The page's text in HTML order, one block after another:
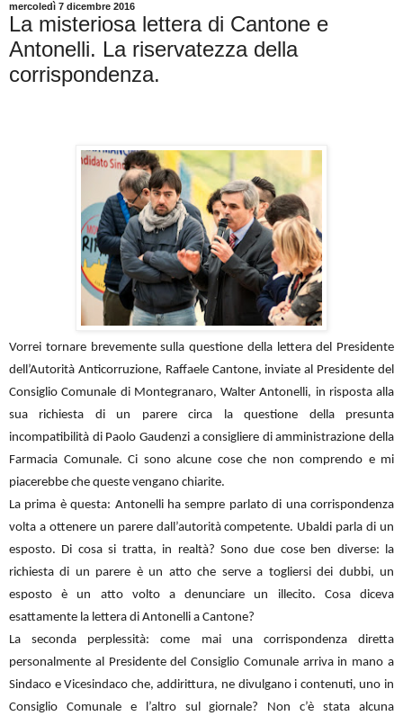
mercoledì 7 dicembre 2016
La misteriosa lettera di Cantone e
Antonelli. La riservatezza della
corrispondenza.
Vorrei tornare brevemente sulla questione della lettera del Presidente
dell’Autorità Anticorruzione, Raffaele Cantone, inviate al Presidente del
Consiglio Comunale di Montegranaro, Walter Antonelli, in risposta alla
sua richiesta di un parere circa la questione della presunta
incompatibilità di Paolo Gaudenzi a consigliere di amministrazione della
Farmacia Comunale. Ci sono alcune cose che non comprendo e mi
piacerebbe che queste vengano chiarite.
La prima è questa: Antonelli ha sempre parlato di una corrispondenza
volta a ottenere un parere dall’autorità competente. Ubaldi parla di un
esposto. Di cosa si tratta, in realtà? Sono due cose ben diverse: la
richiesta di un parere è un atto che serve a togliersi dei dubbi, un
esposto è un atto volto a denunciare un illecito. Cosa diceva
esattamente la lettera di Antonelli a Cantone?
La seconda perplessità: come mai una corrispondenza diretta
personalmente al Presidente del Consiglio Comunale arriva in mano a
Sindaco e Vicesindaco che, addirittura, ne divulgano i contenuti, uno in
Consiglio Comunale e l’altro sul giornale? Non c’è stata alcuna